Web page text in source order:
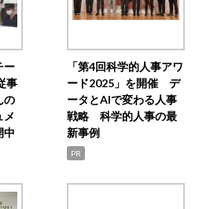
ー
事
の
メ
中
「第4回科学的人事アワ
ード2025」を開催 デ
ータとAIで変わる人事
戦略 科学的人事の最
新事例
PR